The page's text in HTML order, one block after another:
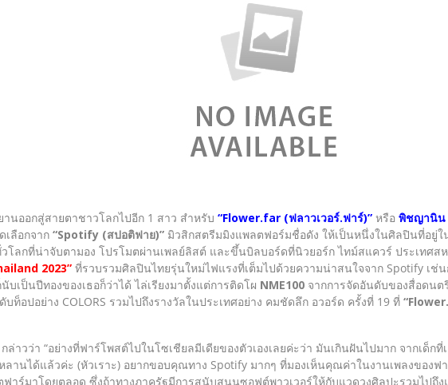
ออกสู่สายตาชาวโลกไปอีก 1 สาว สำหรับ “Flower.far (ฟลาวเวอร์.ฟาร์)” หรือ พิชญานิน
เลือกจาก “Spotify (สปอติฟาย)” มิวสิกสตรีมมิงแพลตฟอร์มชื่อดัง ให้เป็นหนึ่งในศิลปินที่อยู่
ลกที่น่าจับตามอง โปรโมตผ่านเพลย์ลิสต์ และขึ้นบิลบอร์ดที่นิวยอร์ก ไทม์สแควร์ ประเทศส
2023” ที่รวบรวมศิลปินไทยรุ่นใหม่ไฟแรงที่เต็มไปด้วยความน่าสนใจจาก Spotify เช่
เป็นปีทองของเธอก็ว่าได้ ไล่เรียงมาตั้งแต่การติดโผ NME100 จากการจัดอันดับของสื่อดนต
ท็อปอย่าง COLORS รวมไปถึงรางวัลในประเทศอย่าง คมชัดลึก อวอร์ด ครั้งที่ 19 ที่
กล่าวว่า “อย่างที่ฟาร์โพสต์ไปในโซเชียลมีเดียของตัวเองเลยค่ะว่า มันเกินฝันไปมาก จากเ
หลานได้แล้วค่ะ (หัวเราะ) อยากขอบคุณทาง Spotify มากๆ ที่มองเห็นคุณค่าในงานเพลงขอ
มาโดยตลอด ซึ่งถ้าทางภาครัฐมีการสนับสนุนซอฟต์พาวเวอร์ให้กับแวดวงศิลปะรวมไปถึงแ